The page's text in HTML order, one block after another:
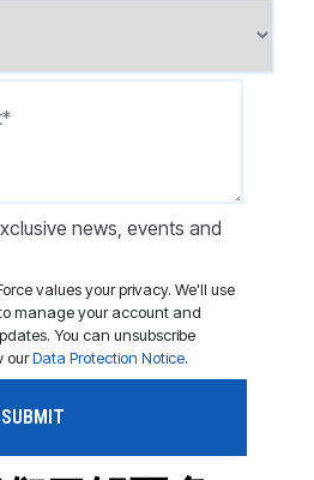
news, events and
values your privacy. We'll use
manage your account and
You can unsubscribe
ourData Protection Notice.